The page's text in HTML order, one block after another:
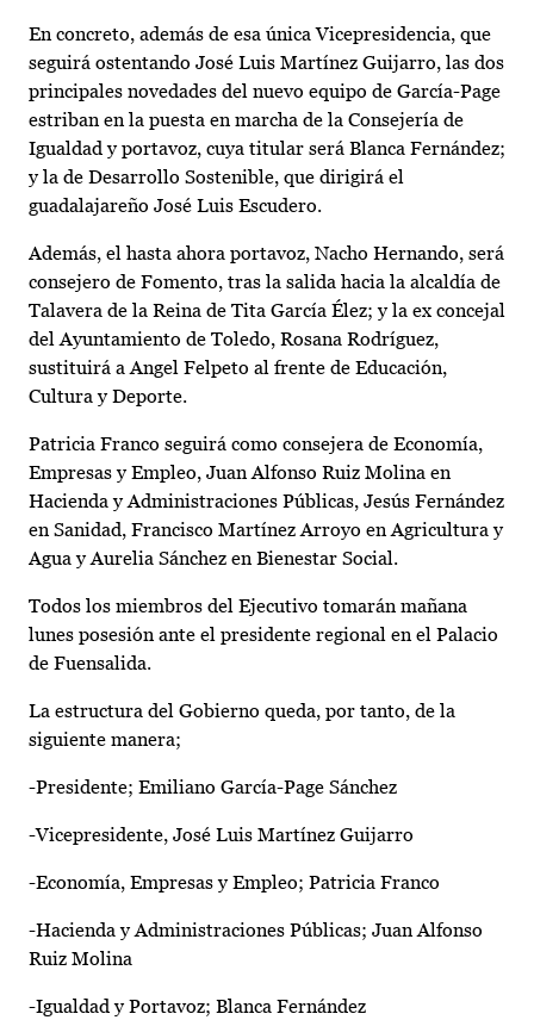
En concreto, además de esa única Vicepresidencia, que
seguirá ostentando José Luis Martínez Guijarro, las dos
principales novedades del nuevo equipo de García-Page
estriban en la puesta en marcha de la Consejería de
Igualdad y portavoz, cuya titular será Blanca Fernández;
y la de Desarrollo Sostenible, que dirigirá el
guadalajareño José Luis Escudero.
Además, el hasta ahora portavoz, Nacho Hernando, será
consejero de Fomento, tras la salida hacia la alcaldía de
Talavera de la Reina de Tita García Élez; y la ex concejal
del Ayuntamiento de Toledo, Rosana Rodríguez,
sustituirá a Angel Felpeto al frente de Educación,
Cultura y Deporte.
Patricia Franco seguirá como consejera de Economía,
Empresas y Empleo, Juan Alfonso Ruiz Molina en
Hacienda y Administraciones Públicas, Jesús Fernández
en Sanidad, Francisco Martínez Arroyo en Agricultura y
Agua y Aurelia Sánchez en Bienestar Social.
Todos los miembros del Ejecutivo tomarán mañana
lunes posesión ante el presidente regional en el Palacio
de Fuensalida.
La estructura del Gobierno queda, por tanto, de la
siguiente manera;
-Presidente; Emiliano García-Page Sánchez
-Vicepresidente, José Luis Martínez Guijarro
-Economía, Empresas y Empleo; Patricia Franco
-Hacienda y Administraciones Públicas; Juan Alfonso
Ruiz Molina
-Igualdad y Portavoz; Blanca Fernández